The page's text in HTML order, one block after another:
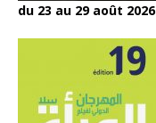
du 23 au 29 août 2026